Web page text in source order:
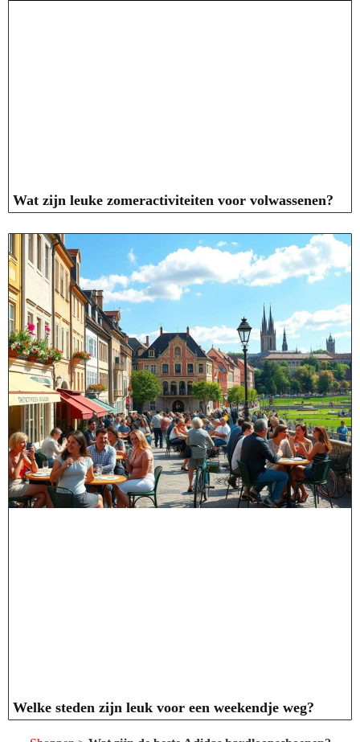
Wat zijn leuke zomeractiviteiten voor volwassenen?
Welke steden zijn leuk voor een weekendje weg?